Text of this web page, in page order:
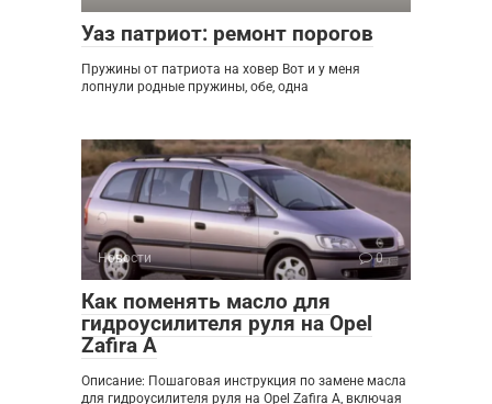
Уаз патриот: ремонт порогов
Пружины от патриота на ховер Вот и у меня
лопнули родные пружины, обе, одна
Новости 0
Как поменять масло для
гидроусилителя руля на Opel
Zafira A
Описание: Пошаговая инструкция по замене масла
для гидроусилителя руля на Opel Zafira A, включая